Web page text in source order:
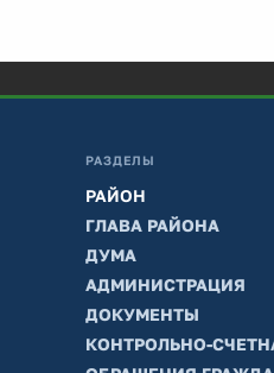
РАЗДЕЛЫ
РАЙОН
ГЛАВА РАЙОНА
ДУМА
АДМИНИСТРАЦИЯ
ДОКУМЕНТЫ
КОНТРОЛЬНО-